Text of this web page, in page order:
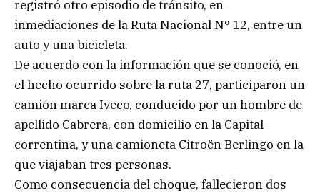
registró otro episodio de tránsito, en
inmediaciones de la Ruta Nacional N° 12, entre un
auto y una bicicleta.
De acuerdo con la información que se conoció, en
el hecho ocurrido sobre la ruta 27, participaron un
camión marca Iveco, conducido por un hombre de
apellido Cabrera, con domicilio en la Capital
correntina, y una camioneta Citroën Berlingo en la
que viajaban tres personas.
Como consecuencia del choque, fallecieron dos